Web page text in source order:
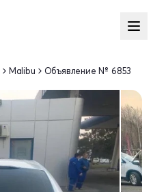
Malibu Объявление № 6853